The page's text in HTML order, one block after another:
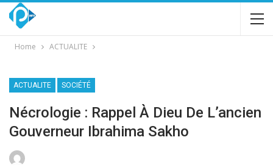
Home ACTUALITE
ACTUALITE SOCIÉTÉ
Nécrologie : Rappel À Dieu De L’ancien
Gouverneur Ibrahima Sakho